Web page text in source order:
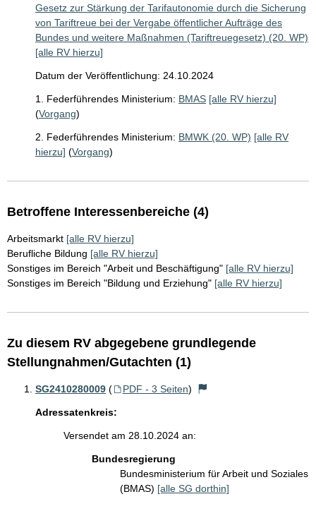
Gesetz zur Stärkung der Tarifautonomie durch die Sicherung
von Tariftreue bei der Vergabe öffentlicher Aufträge des
Bundes und weitere Maßnahmen (Tariftreuegesetz) (20. WP)
[alle RV hierzu]
Datum der Veröffentlichung: 24.10.2024
1. Federführendes Ministerium: BMAS [alle RV hierzu]
(Vorgang)
2. Federführendes Ministerium: BMWK (20. WP) [alle RV
hierzu] (Vorgang)
Betroffene Interessenbereiche (4)
Arbeitsmarkt [alle RV hierzu]
Berufliche Bildung [alle RV hierzu]
Sonstiges im Bereich "Arbeit und Beschäftigung" [alle RV hierzu]
Sonstiges im Bereich "Bildung und Erziehung" [alle RV hierzu]
Zu diesem RV abgegebene grundlegende
Stellungnahmen/Gutachten (1)
SG2410280009 ( PDF - 3 Seiten)
Adressatenkreis:
Versendet am 28.10.2024 an:
Bundesregierung
Bundesministerium für Arbeit und Soziales
(BMAS) [alle SG dorthin]